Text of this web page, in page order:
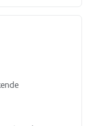
onderneming?
praktische
om uw bedrijf